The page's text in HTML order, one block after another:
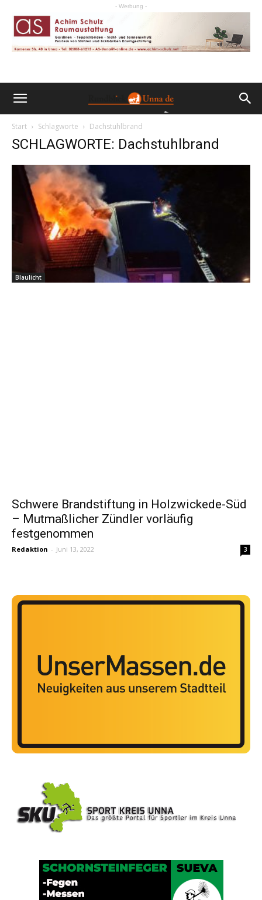
- Werbung -
Start Schlagworte Dachstuhlbrand
SCHLAGWORTE: Dachstuhlbrand
Blaulicht
Schwere Brandstiftung in Holzwickede-Süd
– Mutmaßlicher Zündler vorläufig
festgenommen
Redaktion - Juni 13, 2022 3